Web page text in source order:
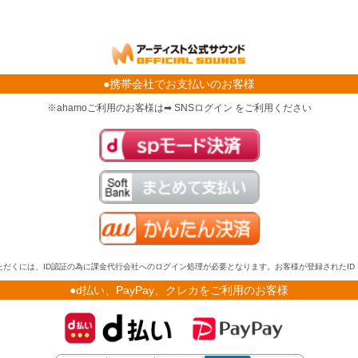
●携帯会社でお支払いのお客様
※ahamoご利用のお客様は➡ SNSログイン をご利用ください
くには、ID認証の為に課金代行会社へのログイン処理が必要となります。お客様が登録されたID
●d払い、PayPay、クレカをご利用のお客様